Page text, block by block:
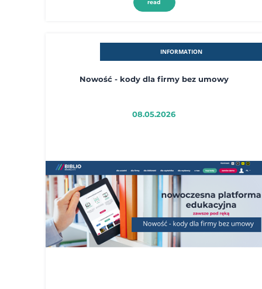
read
INFORMATION
Nowość - kody dla firmy bez umowy
08.05.2026